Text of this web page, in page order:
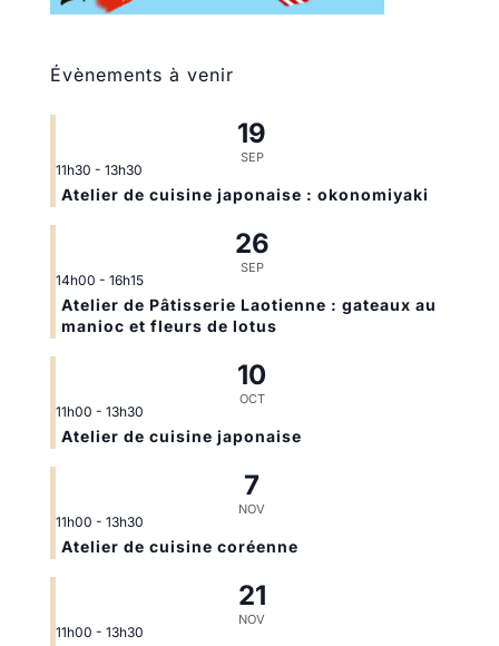
Évènements à venir
19
SEP
11h30 - 13h30
Atelier de cuisine japonaise : okonomiyaki
26
SEP
14h00 - 16h15
Atelier de Pâtisserie Laotienne : gateaux au
manioc et fleurs de lotus
10
OCT
11h00 - 13h30
Atelier de cuisine japonaise
7
NOV
11h00 - 13h30
Atelier de cuisine coréenne
21
NOV
11h00 - 13h30